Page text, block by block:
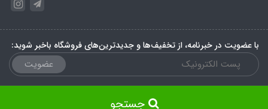
جستجو
با عضویت در خبرنامه، از تخفیف‌ها و جدیدترین‌های فروشگاه باخبر شوید:
عضویت